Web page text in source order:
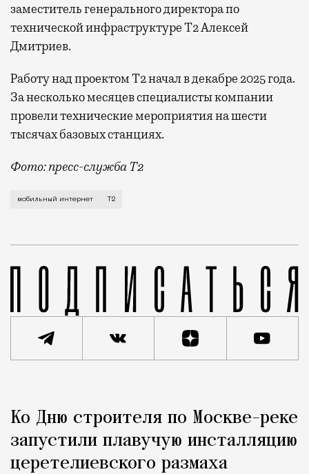
заместитель генерального директора по
технической инфраструктуре Т2 Алексей
Дмитриев.
Работу над проектом Т2 начал в декабре 2025 года.
За несколько месяцев специалисты компании
провели технические мероприятия на шести
тысячах базовых станциях.
Фото: пресс-служба Т2
Мобильный оператор Т2 завершил работы по
мобильный интернет Т2
Город
Ко Дню строителя по Москве-реке
запустили плавучую инсталляцию
церетелиевского размаха